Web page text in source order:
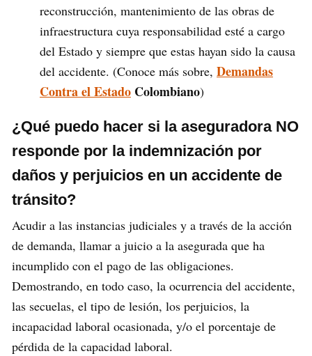
reconstrucción, mantenimiento de las obras de
infraestructura cuya responsabilidad esté a cargo
del Estado y siempre que estas hayan sido la causa
del accidente. (Conoce más sobre, Demandas
Contra el Estado Colombiano)
¿Qué puedo hacer si la aseguradora NO
responde por la indemnización por
daños y perjuicios en un accidente de
tránsito?
Acudir a las instancias judiciales y a través de la acción
de demanda, llamar a juicio a la asegurada que ha
incumplido con el pago de las obligaciones.
Demostrando, en todo caso, la ocurrencia del accidente,
las secuelas, el tipo de lesión, los perjuicios, la
incapacidad laboral ocasionada, y/o el porcentaje de
pérdida de la capacidad laboral.